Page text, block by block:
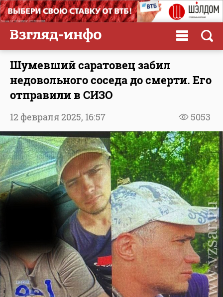
Шумевший саратовец забил
недовольного соседа до смерти. Его
отправили в СИЗО
5053
12 февраля 2025, 16:57